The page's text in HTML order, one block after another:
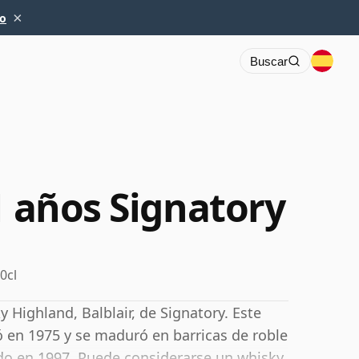
×
Buscar
años Signatory
Balblair, de Signatory. Este
1975 y se maduró en barricas de roble